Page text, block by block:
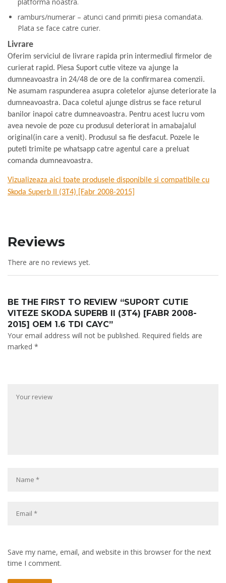
ramburs/numerar – atunci cand primiti piesa comandata.
Plata se face catre curier.
Livrare
Oferim serviciul de livrare rapida prin intermediul firmelor de
curierat rapid. Piesa Suport cutie viteze va ajunge la
dumneavoastra in 24/48 de ore de la confirmarea comenzii.
Ne asumam raspunderea asupra coletelor ajunse deteriorate la
dumneavoastra. Daca coletul ajunge distrus se face returul
banilor inapoi catre dumneavoastra. Pentru acest lucru vom
avea nevoie de poze cu produsul deteriorat in amabajalul
original(in care a venit). Produsul sa fie desfacut. Pozele le
puteti trimite pe whatsapp catre agentul care a preluat
comanda dumneavoastra.
Vizualizeaza aici toate produsele disponibile si compatibile cu
Skoda Superb II (3T4) [Fabr 2008-2015]
Reviews
There are no reviews yet.
BE THE FIRST TO REVIEW “SUPORT CUTIE
VITEZE SKODA SUPERB II (3T4) [FABR 2008-
2015] OEM 1.6 TDI CAYC”
Your email address will not be published. Required fields are
marked *
Save my name, email, and website in this browser for the next
time I comment.